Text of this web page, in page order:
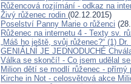
Růžencová rozjímání - odkaz na
Živý růženec rodin (02.12.2015)
Poselství Panny Marie o růženci
Růženec na internetu 4 - Texty sv.
„Máš ho ještě, svůj růženec?“ (1)
GENIÁLNÍ JE JEDNODUCHÉ
Válka se skončí! - Co jsem udělal
Milion dětí se modlí růženec - přímý
Kirche in Not - celosvětová akce